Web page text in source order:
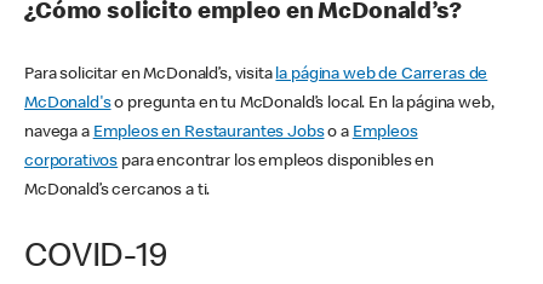
¿Cómo solicito empleo en McDonald’s?
Para solicitar en McDonald’s, visita la página web de Carreras de
McDonald'so pregunta en tu McDonald’s local. En la página web,
navega a Empleos en Restaurantes Jobso a Empleos
corporativos para encontrar los empleos disponibles en
McDonald’s cercanos a ti.
COVID-19